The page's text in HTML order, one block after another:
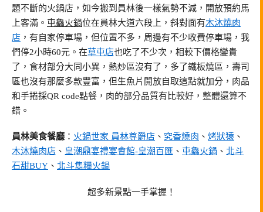
題不斷的火鍋店，如今搬到員林後一樣氣勢不減，開放預約馬
上客滿。 屯鱻火鍋位在員林大道六段上，斜對面有木沐燒肉
店 ，有自家停車場，但位置不多，周邊有不少收費停車場，我
們停2小時60元。在草屯店也吃了不少次，相較下價格變貴
了，食材部分大同小異，熱炒區沒有了，多了鐵板燒區，壽司
區也沒有那麼多款豐富，但生魚片開放自取這點就加分，肉品
和手捲採QR code點餐，肉的部分品質有比較好，整體還算不
錯。
員林美食餐廳 ： 火鍋世家 員林尊爵店 、 究香燒肉 、 烤狀猿 、
木沐燒肉店 、 皇潮鼎宴禮宴會館-皇潮百匯 、 屯鱻火鍋 、 北斗
石甜BUY 、 北斗雋糧火鍋
超多新景點一手掌握！